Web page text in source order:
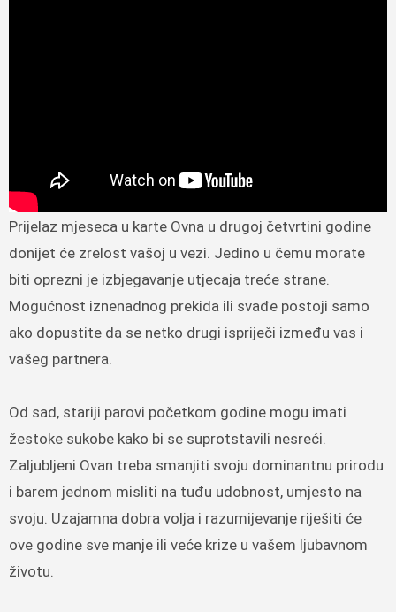
Prijelaz mjeseca u karte Ovna u drugoj četvrtini godine
donijet će zrelost vašoj u vezi. Jedino u čemu morate
biti oprezni je izbjegavanje utjecaja treće strane.
Mogućnost iznenadnog prekida ili svađe postoji samo
ako dopustite da se netko drugi ispriječi između vas i
vašeg partnera.
Od sad, stariji parovi početkom godine mogu imati
žestoke sukobe kako bi se suprotstavili nesreći.
Zaljubljeni Ovan treba smanjiti svoju dominantnu prirodu
i barem jednom misliti na tuđu udobnost, umjesto na
svoju. Uzajamna dobra volja i razumijevanje riješiti će
ove godine sve manje ili veće krize u vašem ljubavnom
životu.